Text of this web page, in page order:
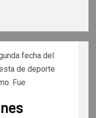
fecha del
de deporte
Fue